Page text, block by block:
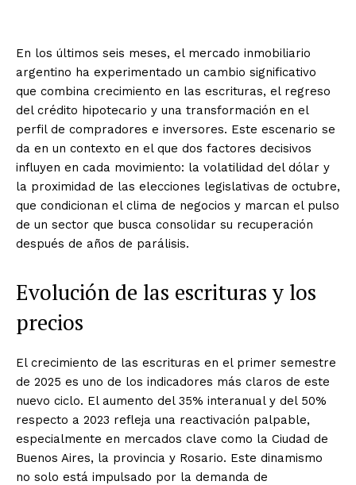
En los últimos seis meses, el mercado inmobiliario
argentino ha experimentado un cambio significativo
que combina crecimiento en las escrituras, el regreso
del crédito hipotecario y una transformación en el
perfil de compradores e inversores. Este escenario se
da en un contexto en el que dos factores decisivos
influyen en cada movimiento: la volatilidad del dólar y
la proximidad de las elecciones legislativas de octubre,
que condicionan el clima de negocios y marcan el pulso
de un sector que busca consolidar su recuperación
después de años de parálisis.
Evolución de las escrituras y los
precios
El crecimiento de las escrituras en el primer semestre
de 2025 es uno de los indicadores más claros de este
nuevo ciclo. El aumento del 35% interanual y del 50%
respecto a 2023 refleja una reactivación palpable,
especialmente en mercados clave como la Ciudad de
Buenos Aires, la provincia y Rosario. Este dinamismo
no solo está impulsado por la demanda de